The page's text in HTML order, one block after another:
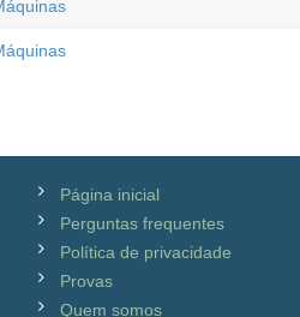
Página inicial
Perguntas frequentes
Política de privacidade
Provas
Quem somos